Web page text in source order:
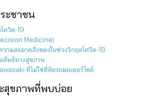
ะชาชน
ควิด-19
Medicine)
วามสะอาดสิ่งของในช่วงวิกฤตโควิด-19
ลัพธ์ทางสุขภาพ
ที่ไม่ใช่ยี่ห้อรถมอเตอร์ไซค์
สุขภาพที่พบบ่อย